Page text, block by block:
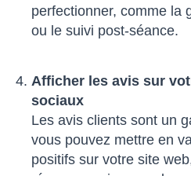
perfectionner, comme la
ou le suivi post-séance.
Afficher les avis sur
sociaux
Les avis clients sont un
vous pouvez mettre en
positifs sur votre site